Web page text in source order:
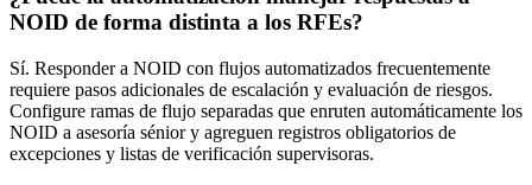
NOID de forma distinta a los RFEs?
Sí. Responder a NOID con flujos automatizados frecuentemente
requiere pasos adicionales de escalación y evaluación de riesgos.
Configure ramas de flujo separadas que enruten automáticamente los
NOID a asesoría sénior y agreguen registros obligatorios de
excepciones y listas de verificación supervisoras.